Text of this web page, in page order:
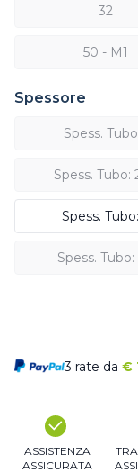
32
50 - M1
Spessore
Spess.
Spess. Tubo:
Spess.
Spess. Tubo:
3 rate da €
ASSISTENZA
ASSICURATA